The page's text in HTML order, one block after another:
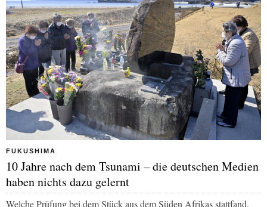
FUKUSHIMA
10 Jahre nach dem Tsunami – die deutschen Medien
haben nichts dazu gelernt
Welche Prüfung bei dem Stück aus dem Süden Afrikas stattfand,